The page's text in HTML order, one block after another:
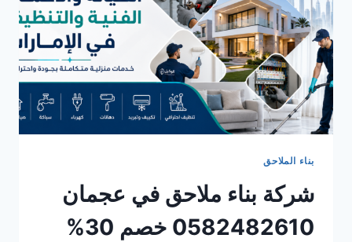
بناء الملاحق
شركة بناء ملاحق في عجمان
0582482610 خصم 30%